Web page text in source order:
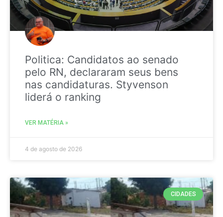
Politica: Candidatos ao senado
pelo RN, declararam seus bens
nas candidaturas. Styvenson
liderá o ranking
VER MATÉRIA »
4 de agosto de 2026
CIDADES